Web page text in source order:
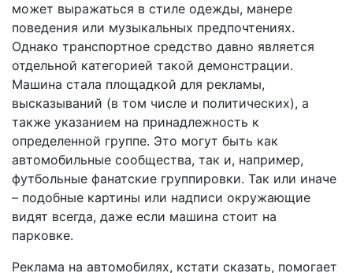
может выражаться в стиле одежды, манере
поведения или музыкальных предпочтениях.
Однако транспортное средство давно является
отдельной категорией такой демонстрации.
Машина стала площадкой для рекламы,
высказываний (в том числе и политических), а
также указанием на принадлежность к
определенной группе. Это могут быть как
автомобильные сообщества, так и, например,
футбольные фанатские группировки. Так или иначе
– подобные картины или надписи окружающие
видят всегда, даже если машина стоит на
парковке.
Реклама на автомобилях, кстати сказать, помогает